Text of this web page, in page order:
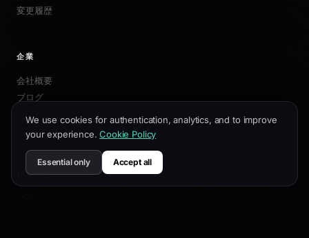
変更履歴
企業
会社概要
ブログ
お問い合わせ
リソース
ドキュメント
We use cookies for authentication, analytics, and to improve
your experience. Cookie Policy
Essential only Accept all